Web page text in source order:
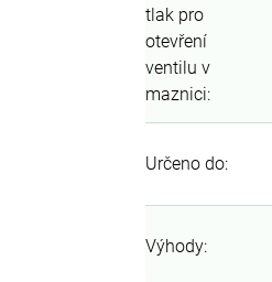
tlak pro
otevření
ventilu v
maznici:
Určeno do:
Výhody: